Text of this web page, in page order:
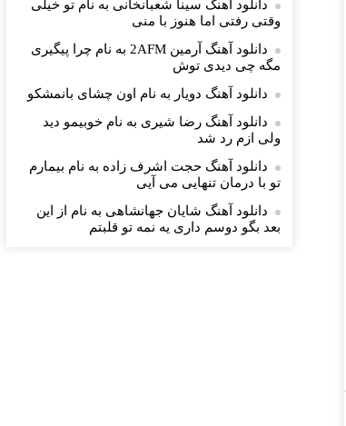
دانلود آهنگ سینا شعبانخانی به نام تو خیلی
وقتی رفتی اما هنوز با منی
دانلود آهنگ آرمین 2AFM به نام چرا پیگیری
مگه چی دیدی توش
دانلود آهنگ دویار به نام اون چشای بانمشکو
دانلود آهنگ رضا شیری به نام خوبیمو دید
ولی ازم رد شد
دانلود آهنگ حجت اشرف زاده به نام بیمارم
تو با درمان تنهایی می آیی
دانلود آهنگ شایان جهانشاهی به نام از این
بعد بگو دوسم داری یه نمه تو قلبتم